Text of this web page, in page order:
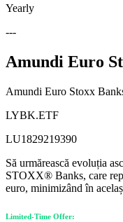
Yearly
---
Amundi Euro
Amundi Euro Stoxx
LYBK.ETF
LU1829219390
Să urmărească evoluția
STOXX® Banks, care
euro, minimizând în
Limited-Time Offer: